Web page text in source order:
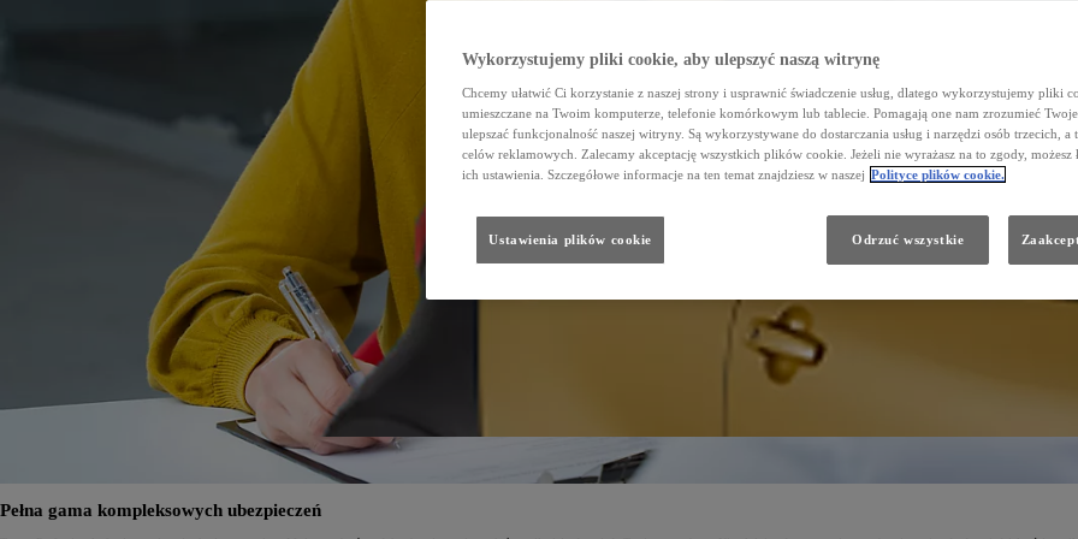
Pełna gama kompleksowych ubezpieczeń
Wykorzystujemy pliki cookie, aby ulepszyć naszą witrynę
Chcemy ułatwić Ci korzystanie z naszej strony i usprawnić świadczenie usług, dlatego wykorzystujemy pliki
umieszczane na Twoim komputerze, telefonie komórkowym lub tablecie. Pomagają one nam zrozumieć
ulepszać funkcjonalność naszej witryny. Są wykorzystywane do dostarczania usług i narzędzi osób trzecich, a
celów reklamowych. Zalecamy akceptację wszystkich plików cookie. Jeżeli nie wyrażasz na to zgody, możesz
ich ustawienia. Szczegółowe informacje na ten temat znajdziesz w naszej Polityce plików cookie.
Odrzuć wszystkie
Ustawienia plików cookie